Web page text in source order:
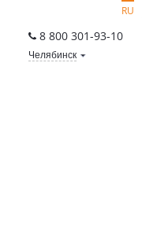
RU
8 800 301-93-10
Челябинск